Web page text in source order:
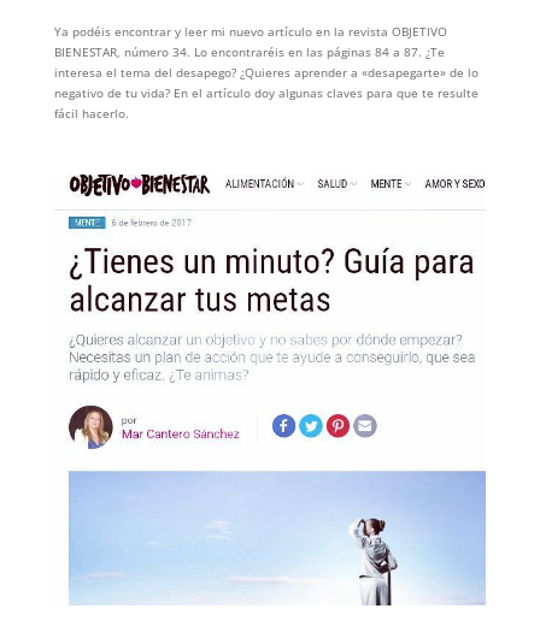
Ya podéis encontrar y leer mi nuevo artículo en la revista OBJETIVO
BIENESTAR, número 34. Lo encontraréis en las páginas 84 a 87. ¿Te
interesa el tema del desapego? ¿Quieres aprender a «desapegarte» de lo
negativo de tu vida? En el artículo doy algunas claves para que te resulte
fácil hacerlo.